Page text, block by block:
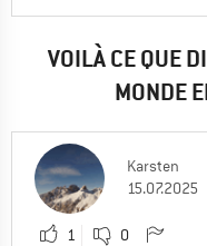
VOILÀ CE QUE
MONDE
Karsten
15.07.2025
1 0